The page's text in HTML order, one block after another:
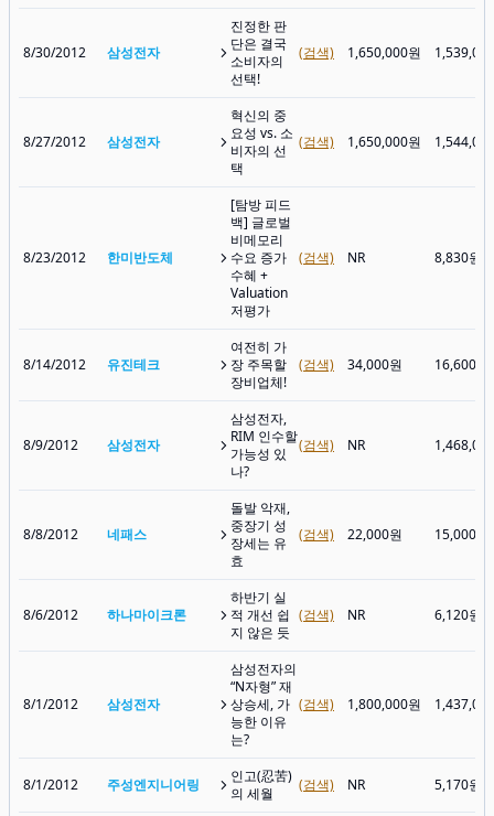
8/30/2012 삼성전자
진정한 판
단은 결국
소비자의
선택!
(검색) 1,650,000원
8/27/2012 삼성전자
혁신의 중
요성 vs. 소
비자의 선
택
(검색) 1,650,000원
8/23/2012 한미반도체
[탐방 피드
백] 글로벌
비메모리
수요 증가
수혜 +
Valuation
저평가
(검색) NR 8,830원
8/14/2012 유진테크
여전히 가
장 주목할
장비업체!
(검색) 34,000원 16,600원
8/9/2012 삼성전자
삼성전자,
RIM 인수할
가능성 있
나?
(검색) NR
8/8/2012 네패스
돌발 악재,
중장기 성
장세는 유
효
(검색) 22,000원 15,000원
8/6/2012 하나마이크론
하반기 실
적 개선 쉽
지 않은 듯
(검색) NR 6,120원
8/1/2012 삼성전자
삼성전자의
“N자형” 재
상승세, 가
능한 이유
는?
(검색) 1,800,000원
8/1/2012 주성엔지니어링
인고(忍苦)
의 세월
(검색) NR 5,170원